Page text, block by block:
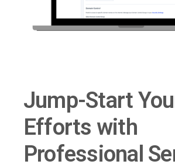
Jump-Start
Efforts with
Professional